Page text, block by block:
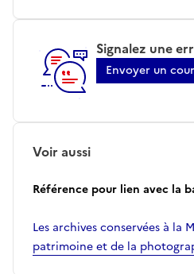
Signalez une
Envoyer un
Voir aussi
Référence pour lien avec la
Les archives conservées à la
patrimoine et de la